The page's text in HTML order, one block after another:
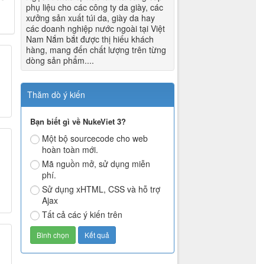
phụ liệu cho các công ty da giày, các
xưởng sản xuất túi da, giày da hay
các doanh nghiệp nước ngoài tại Việt
Nam Nắm bắt được thị hiếu khách
hàng, mang đến chất lượng trên từng
dòng sản phẩm....
Thăm dò ý kiến
Bạn biết gì về NukeViet 3?
Một bộ sourcecode cho web
hoàn toàn mới.
Mã nguồn mở, sử dụng miễn
phí.
Sử dụng xHTML, CSS và hỗ trợ
Ajax
Tất cả các ý kiến trên